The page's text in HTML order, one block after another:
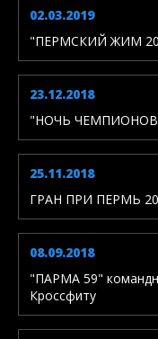
02.03.2019
"ПЕРМСКИЙ ЖИМ
23.12.2018
"НОЧЬ ЧЕМПИОНОВ
25.11.2018
ГРАН ПРИ ПЕРМЬ
08.09.2018
"ПАРМА 59"
Кроссфиту